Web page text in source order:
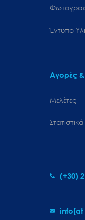
Έντυπο
Αγορές &
Μελέτες
(+30)
info[at